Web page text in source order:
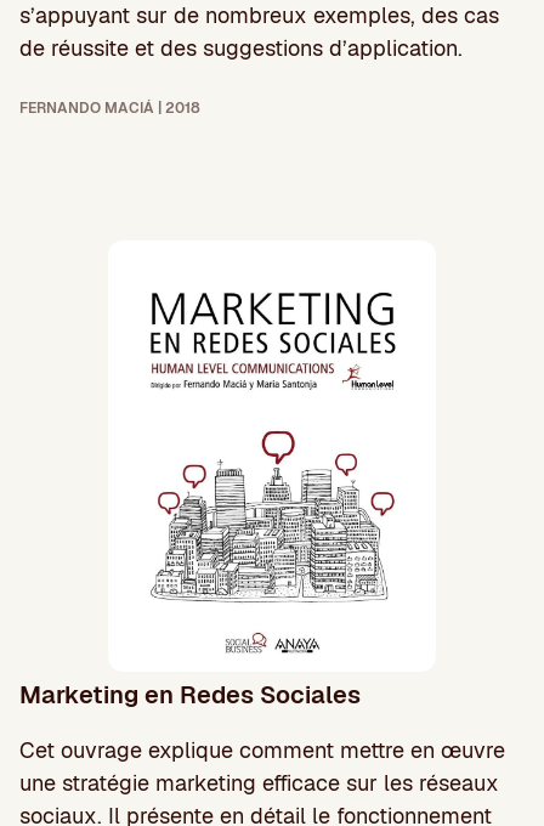
s’appuyant sur de nombreux exemples, des cas
de réussite et des suggestions d’application.
FERNANDO MACIÁ | 2018
Marketing en Redes Sociales
Cet ouvrage explique comment mettre en œuvre
une stratégie marketing efficace sur les réseaux
sociaux. Il présente en détail le fonctionnement